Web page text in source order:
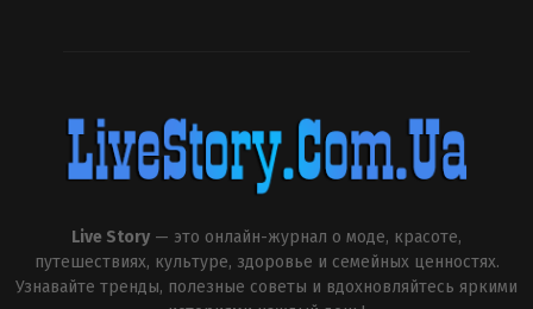
Live Story — это онлайн-журнал о моде, красоте,
путешествиях, культуре, здоровье и семейных ценностях.
Узнавайте тренды, полезные советы и вдохновляйтесь яркими